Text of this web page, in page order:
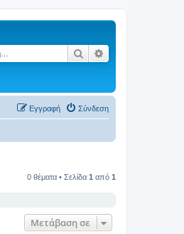
Αναζήτηση
Σύνδεση
Εγγραφή
0 θέματα • Σελίδα 1 από 1
Μετάβαση σε